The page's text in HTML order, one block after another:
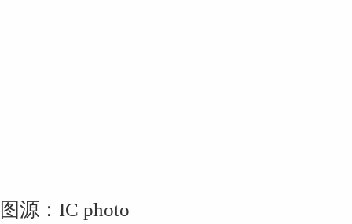
图源：IC photo